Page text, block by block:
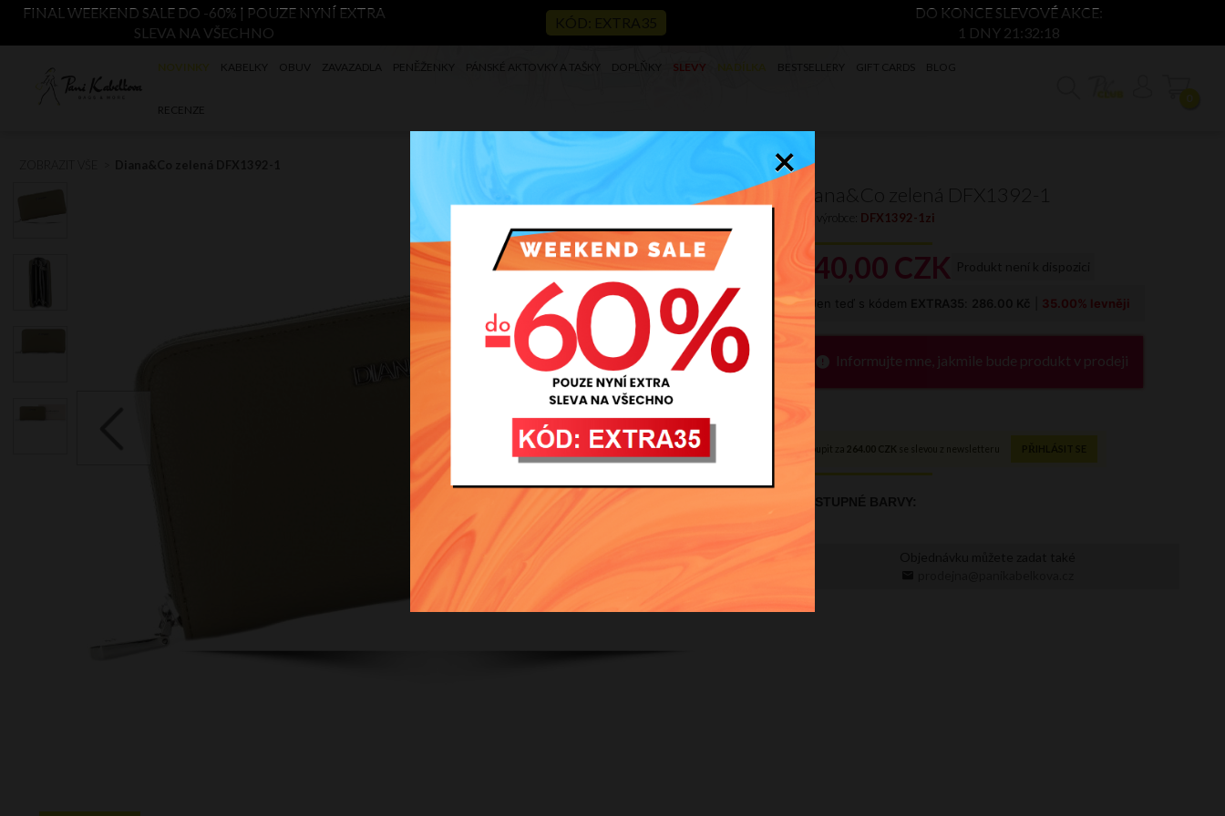
FINAL WEEKEND SALE DO -60% | POUZE NYNÍ EXTRA
SLEVA NA VŠECHNO
DO KONCE SLEVOVÉ AKCE:
1 DNY 21:32:17
NOVINKY KABELKY OBUV ZAVAZADLA PENĚŽENKY PÁNSKÉ AKTOVKY A TAŠKY DOPLŇKY SLEVY NADÍLKA BESTSELLERY GIFT CARDS BLOG
RECENZE
0
Diana&Co zelená DFX1392-1
Kód výrobce: DFX1392-1zi
440,00 CZK
Informujte mne, jakmile bude produkt v prodeji
×